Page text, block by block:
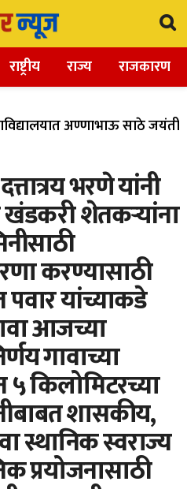
राष्ट्रीय राज्य राजकारण
अण्णाभाऊ साठे जयंती
भरणे यांनी
शेतकऱ्यांना
करण्यासाठी
यांच्याकडे
आजच्या
गावाच्या
५ किलोमिटरच्या
शासकीय,
स्थानिक स्वराज्य
प्रयोजनासाठी